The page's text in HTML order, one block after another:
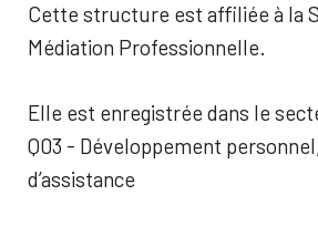
Cette structure est affiliée à la
Médiation Professionnelle.
Elle est enregistrée dans le
Q03 - Développement
d’assistance